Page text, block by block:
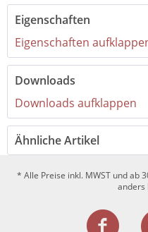
Eigenschaften
Eigenschaften
Downloads
Downloads aufklappen
Ähnliche Artikel
* Alle Preise inkl. MWST und ab
anders